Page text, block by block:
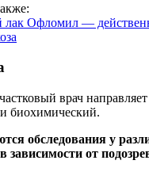
Офломил —
врач
биохимический.
обследования у
зависимости от